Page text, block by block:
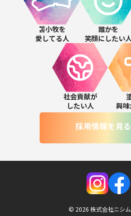
苫小牧を
愛してる人
誰かを
笑顔にしたい
社会貢献が
したい人
興
採用情報を見る
© 2026 株式会社ニシ